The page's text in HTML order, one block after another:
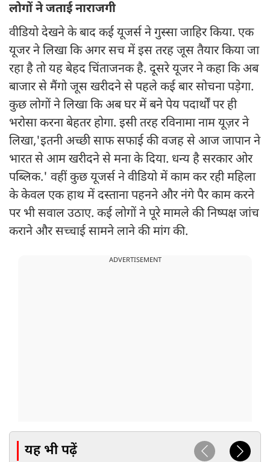
लोगों ने जताई नाराजगी
वीडियो देखने के बाद कई यूजर्स ने गुस्सा जाहिर किया. एक
यूजर ने लिखा कि अगर सच में इस तरह जूस तैयार किया जा
रहा है तो यह बेहद चिंताजनक है. दूसरे यूजर ने कहा कि अब
बाजार से मैंगो जूस खरीदने से पहले कई बार सोचना पड़ेगा.
कुछ लोगों ने लिखा कि अब घर में बने पेय पदार्थों पर ही
भरोसा करना बेहतर होगा. इसी तरह रविनामा नाम यूज़र ने
लिखा,'इतनी अच्छी साफ सफाई की वजह से आज जापान ने
भारत से आम खरीदने से मना के दिया. धन्य है सरकार ओर
पब्लिक.' वहीं कुछ यूजर्स ने वीडियो में काम कर रही महिला
के केवल एक हाथ में दस्ताना पहनने और नंगे पैर काम करने
पर भी सवाल उठाए. कई लोगों ने पूरे मामले की निष्पक्ष जांच
कराने और सच्चाई सामने लाने की मांग की.
ADVERTISEMENT
यह भी पढ़ें